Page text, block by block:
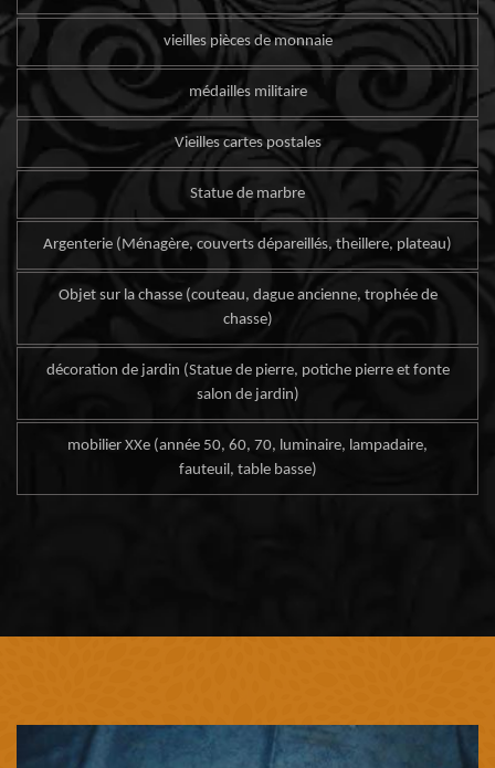
vieilles pièces de monnaie
médailles militaire
Vieilles cartes postales
Statue de marbre
Argenterie (Ménagère, couverts dépareillés, theillere, plateau)
Objet sur la chasse (couteau, dague ancienne, trophée de
chasse)
décoration de jardin (Statue de pierre, potiche pierre et fonte
salon de jardin)
mobilier XXe (année 50, 60, 70, luminaire, lampadaire,
fauteuil, table basse)